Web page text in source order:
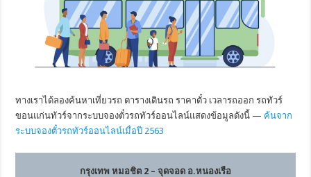
ทางเราได้ลองค้นหาเที่ยวรถ ตารางเดินรถ ราคาตั๋ว เวลารถออก รถทัวร์
ขอนแก่นทัวร์จากระบบจองตั๋วรถทัวร์ออนไลน์แสดงข้อมูลดังนี้ — ค้นจาก
ระบบจองตั๋วรถทัวร์ออนไลน์เมื่อปี 2563
กรุงเทพ หมอชิต 2 – จุดจอด อ.หนองเรือ